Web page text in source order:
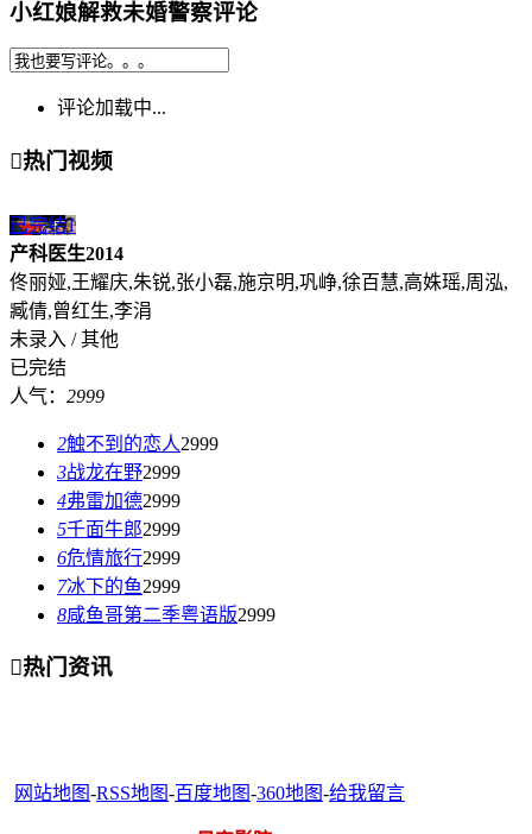
小红娘解救未婚警察评论
评论加载中...
热门视频
已完结1
产科医生2014
佟丽娅,王耀庆,朱锐,张小磊,施京明,巩峥,徐百慧,高姝瑶,周泓,
臧倩,曾红生,李涓
未录入 / 其他
已完结
人气： 2999
2触不到的恋人2999
3战龙在野2999
4弗雷加德2999
5千面牛郎2999
6危情旅行2999
7冰下的鱼2999
8咸鱼哥第二季粤语版2999
热门资讯
网站地图-RSS地图-百度地图-360地图-给我留言